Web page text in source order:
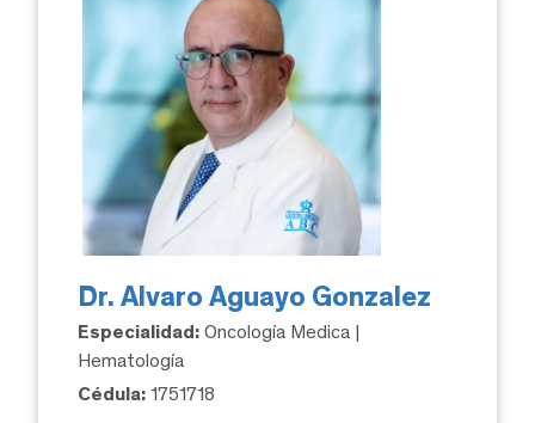
Dr. Alvaro Aguayo Gonzalez
Especialidad: Oncología Medica |
Hematología
Cédula: 1751718